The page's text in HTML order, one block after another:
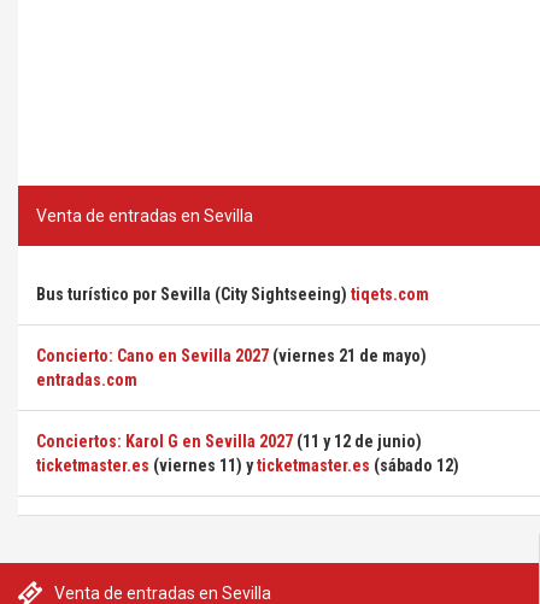
Venta de entradas en Sevilla
Venta de entradas en Sevilla
Bus turístico por Sevilla (City Sightseeing) tiqets.com
Concierto: Cano en Sevilla 2027 (viernes 21 de mayo)
entradas.com
Conciertos: Karol G en Sevilla 2027 (11 y 12 de junio)
ticketmaster.es (viernes 11) yticketmaster.es (sábado 12)